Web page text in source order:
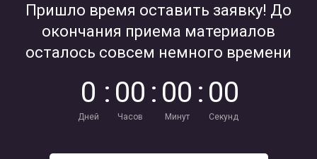
Пришло время оставить заявку! До
окончания приема материалов
осталось совсем немного времени
0
Дней
: 00
Часов
: 00
Минут
: 00
Секунд